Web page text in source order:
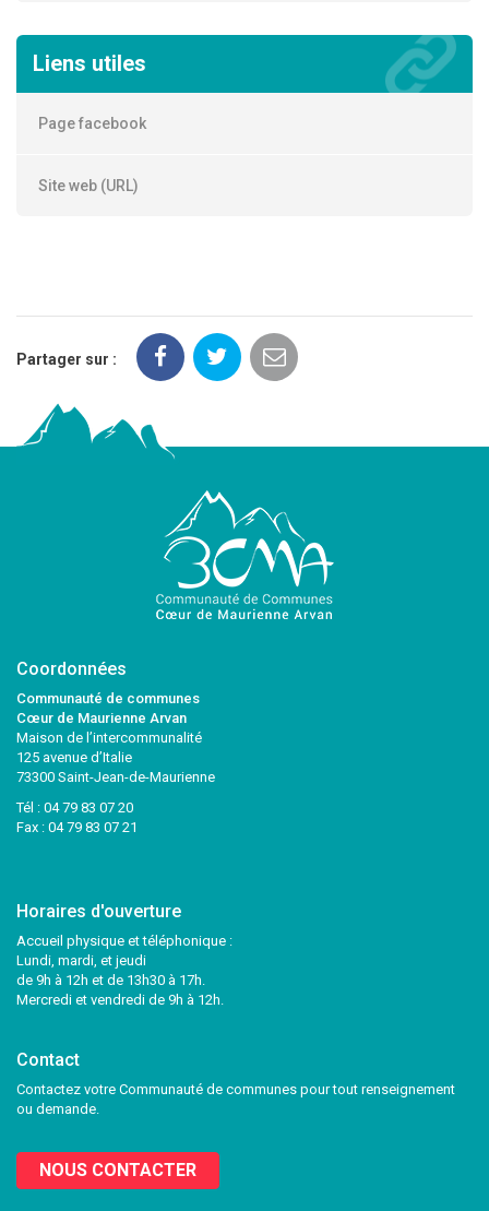
Liens utiles
Page facebook
Site web (URL)
Partager sur :
Coordonnées
Communauté de communes
Cœur de Maurienne Arvan
Maison de l’intercommunalité
125 avenue d’Italie
73300 Saint-Jean-de-Maurienne
Tél : 04 79 83 07 20
Fax : 04 79 83 07 21
Horaires d'ouverture
Accueil physique et téléphonique :
Lundi, mardi, et jeudi
de 9h à 12h et de 13h30 à 17h.
Mercredi et vendredi de 9h à 12h.
Contact
Contactez votre Communauté de communes pour tout renseignement
ou demande.
NOUS CONTACTER